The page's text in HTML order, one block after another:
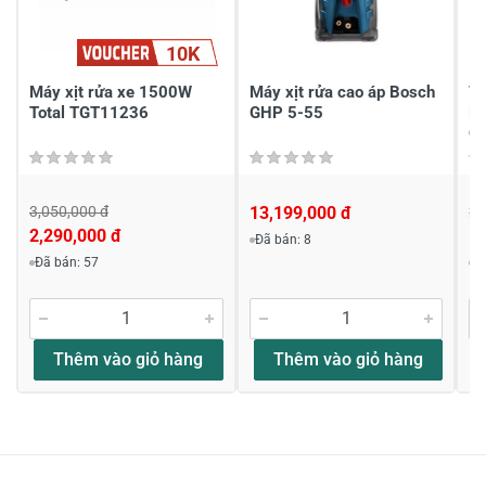
Gửi nhận xét
10K
Máy xịt rửa xe 1500W
Total TGT11236
3,050,000 đ
2,290,000 đ
Đã bán: 57
Thêm vào giỏ hàng
Máy xịt rửa cao áp Bosch
GHP 5-55
13,199,000 đ
Đã bán: 8
Thêm vào giỏ hàng